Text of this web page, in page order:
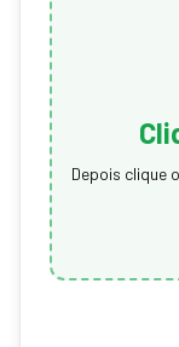
Depois clique